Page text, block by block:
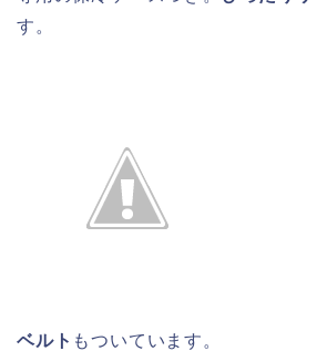
す。
ベルト もついています。